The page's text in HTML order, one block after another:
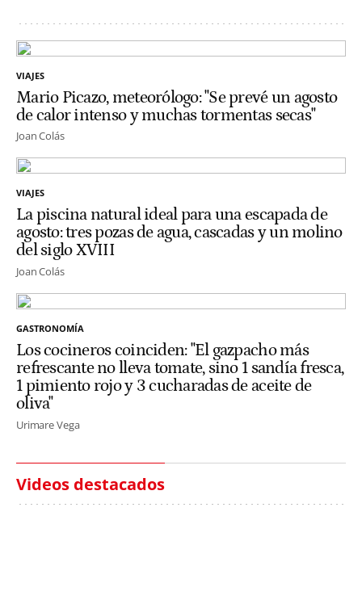
VIAJES
Mario Picazo, meteorólogo: "Se prevé un agosto
de calor intenso y muchas tormentas secas"
Joan Colás
VIAJES
La piscina natural ideal para una escapada de
agosto: tres pozas de agua, cascadas y un molino
del siglo XVIII
Joan Colás
GASTRONOMÍA
Los cocineros coinciden: "El gazpacho más
refrescante no lleva tomate, sino 1 sandía fresca,
1 pimiento rojo y 3 cucharadas de aceite de
oliva"
Urimare Vega
Videos destacados